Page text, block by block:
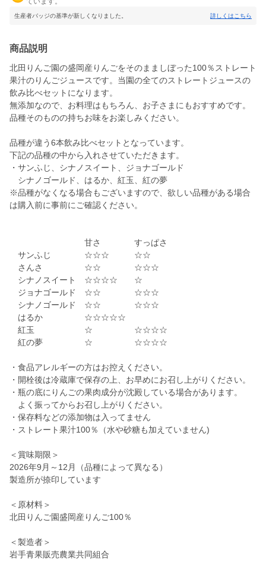
生産者バッジの基準が新しくなりました。 詳しくはこちら
商品説明
北田りんご園の盛岡産りんごをそのまましぼった100％ストレート
果汁のりんごジュースです。当園の全てのストレートジュースの
飲み比べセットになります。
無添加なので、お料理はもちろん、お子さまにもおすすめです。
品種そのものの持ちお味をお楽しみください。
品種が違う6本飲み比べセットとなっています。
下記の品種の中から入れさせていただきます。
・サンふじ、シナノスイート、ジョナゴールド
シナノゴールド、はるか、紅玉、紅の夢
※品種がなくなる場合もございますので、欲しい品種がある場合
は購入前に事前にご確認ください。
甘さ すっぱさ
サンふじ ☆☆☆ ☆☆
さんさ ☆☆ ☆☆☆
シナノスイート ☆☆☆☆ ☆
ジョナゴールド ☆☆ ☆☆☆
シナノゴールド ☆☆ ☆☆☆
はるか ☆☆☆☆☆
紅玉 ☆ ☆☆☆☆
紅の夢 ☆ ☆☆☆☆
・食品アレルギーの方はお控えください。
・開栓後は冷蔵庫で保存の上、お早めにお召し上がりください。
・瓶の底にりんごの果肉成分が沈殿している場合があります。
よく振ってからお召し上がりください。
・保存料などの添加物は入ってません
・ストレート果汁100％（水や砂糖も加えていません)
＜賞味期限＞
2026年9月～12月（品種によって異なる）
製造所が捺印しています
＜原材料＞
北田りんご園盛岡産りんご100％
＜製造者＞
岩手青果販売農業共同組合